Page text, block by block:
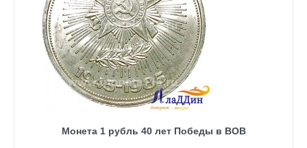
Монета 1 рубль 40 лет Победы в ВОВ